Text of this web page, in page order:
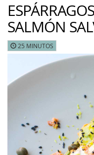
SALMÓN
25 MINUTOS